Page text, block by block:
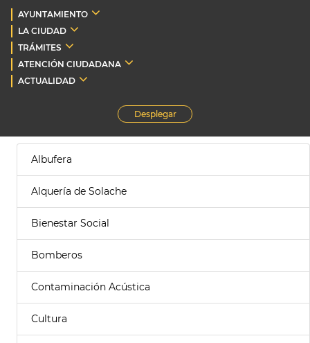
AYUNTAMIENTO
LA CIUDAD
TRÁMITES
ATENCIÓN CIUDADANA
ACTUALIDAD
Desplegar
Albufera
Alquería de Solache
Bienestar Social
Bomberos
Contaminación Acústica
Cultura